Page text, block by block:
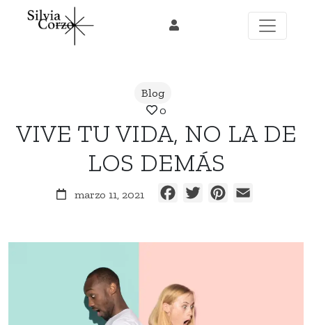
Blog
0
VIVE TU VIDA, NO LA DE
LOS DEMÁS
marzo 11, 2021 FacebookTwitterPinterest